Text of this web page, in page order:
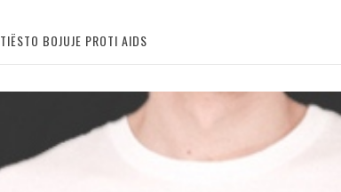
TIËSTO BOJUJE PROTI AIDS